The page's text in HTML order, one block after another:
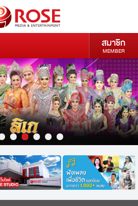
สมาชิก
MEMBER